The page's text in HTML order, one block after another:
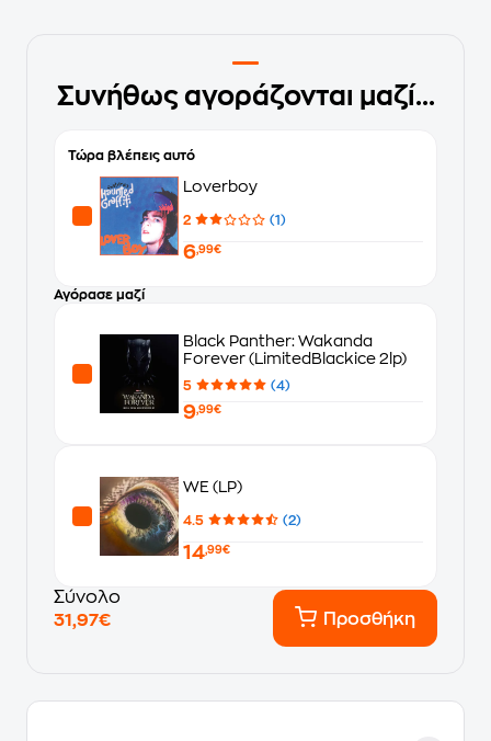
Συνήθως αγοράζονται μαζί...
Τώρα βλέπεις αυτό
Loverboy
2 (1)
6,99€
Αγόρασε μαζί
Black Panther: Wakanda
Forever (LimitedBlackice 2lp)
5 (4)
9,99€
WE (LP)
4.5 (2)
14,99€
Σύνολο
31,97€
Προσθήκη